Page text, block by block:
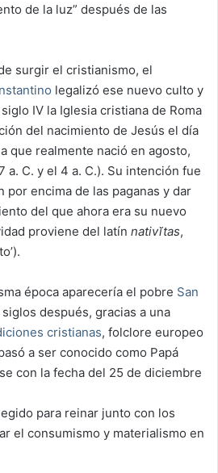
de la luz” después de las
surgir el cristianismo, el
legalizó ese nuevo culto y
IV la Iglesia cristiana de Roma
del nacimiento de Jesús el día
que realmente nació en agosto,
a. C. y el 4 a. C.). Su intención fue
por encima de las paganas y dar
del que ahora era su nuevo
proviene del latín nativĭtas,
época aparecería el pobre San
después, gracias a una
cristianas, folclore europeo
a ser conocido como Papá
con la fecha del 25 de diciembre
para reinar junto con los
el consumismo y materialismo en